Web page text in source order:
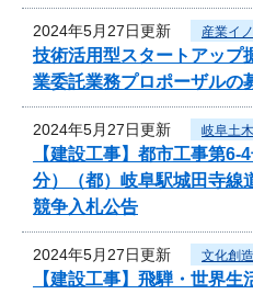
2024年5月27日更新 産業イ
技術活用型スタートアップ
業委託業務プロポーザルの
2024年5月27日更新 岐阜土
【建設工事】都市工事第
分）（都）岐阜駅城田寺線
競争入札公告
2024年5月27日更新 文化創
【建設工事】飛騨・世界